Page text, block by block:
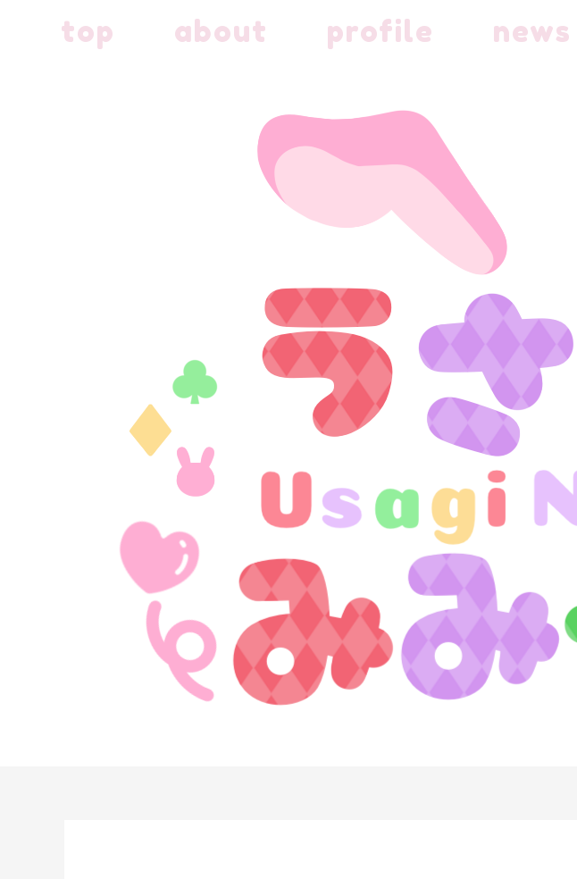
top about profile news